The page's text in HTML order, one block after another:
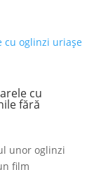
cu
fără
unor oglinzi
film